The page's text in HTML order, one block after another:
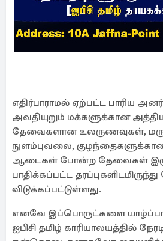
எதிர்பாராமல் ஏற்பட்ட பாரிய
அவதியுறும் மக்களுக்கான
தேவைகளான உலருணவுகள்,
நுளம்புவலை,
ஆடைகள் போன்ற தேவைகள்
பாதிக்கப்பட்ட
விடுக்கப்பட்டுள்ளது.
எனவே இப்பொருட்களை
ஐபிசி தமிழ் காரியாலயத்தில்